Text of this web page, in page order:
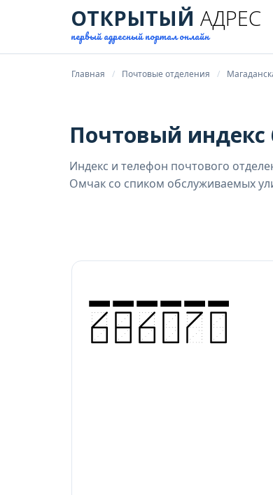
ОТКРЫТЫЙ АДРЕС
первый адресный портал онлайн
Главная Почтовые отделения
Почтовый индекс
Индекс и телефон почтового
Омчак со спиком обслуживаемых